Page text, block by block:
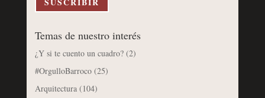
Temas de nuestro interés
¿Y si te cuento un cuadro?(2)
#OrgulloBarroco(25)
Arquitectura(104)